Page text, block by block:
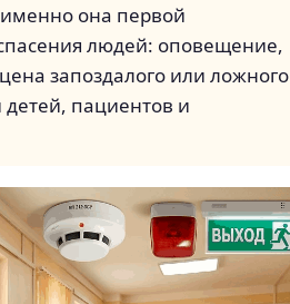
она первой
людей: оповещение,
запоздалого или ложного
пациентов и